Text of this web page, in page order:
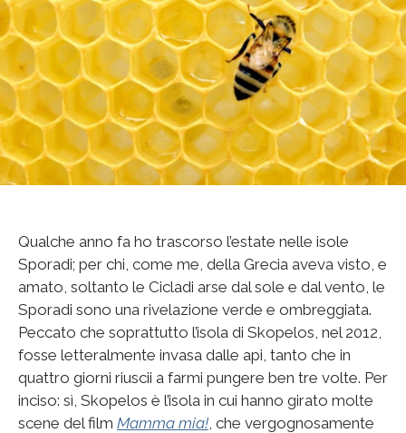
Qualche anno fa ho trascorso l’estate nelle isole
Sporadi; per chi, come me, della Grecia aveva visto, e
amato, soltanto le Cicladi arse dal sole e dal vento, le
Sporadi sono una rivelazione verde e ombreggiata.
Peccato che soprattutto l’isola di Skopelos, nel 2012,
fosse letteralmente invasa dalle api, tanto che in
quattro giorni riuscii a farmi pungere ben tre volte. Per
inciso: sì, Skopelos è l’isola in cui hanno girato molte
scene del film Mamma mia!, che vergognosamente